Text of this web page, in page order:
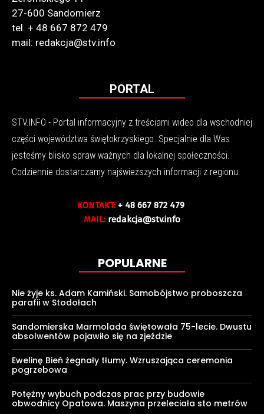
27-600 Sandomierz
tel. + 48 667 872 479
mail: redakcja@stv.info
PORTAL
STV.INFO - Portal informacyjny z treściami wideo dla wschodniej
części województwa świętokrzyskiego. Specjalnie dla Was
jesteśmy blisko spraw ważnych dla lokalnej społeczności.
Codziennie dostarczamy najświeższych informacji z regionu.
KONTAKT: + 48 667 872 479
MAIL: redakcja@stv.info
POPULARNE
Nie żyje ks. Adam Kamiński. Samobójstwo proboszcza
parafii w Stodołach
Sandomierska Marmolada świętowała 75-lecie. Dwustu
absolwentów pojawiło się na zjeździe
Ewelinę Bień żegnały tłumy. Wzruszająca ceremonia
pogrzebowa
Potężny wybuch podczas prac przy budowie
obwodnicy Opatowa. Maszyna przeleciała sto metrów